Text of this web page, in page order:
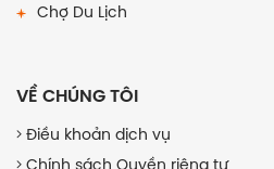
Chợ Du Lịch
VỀ CHÚNG TÔI
Điều khoản dịch vụ
Chính sách Quyền riêng tư